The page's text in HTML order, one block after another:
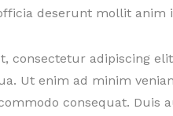
deserunt mollit anim
consectetur adipiscing
Ut enim ad minim
consequat. Duis